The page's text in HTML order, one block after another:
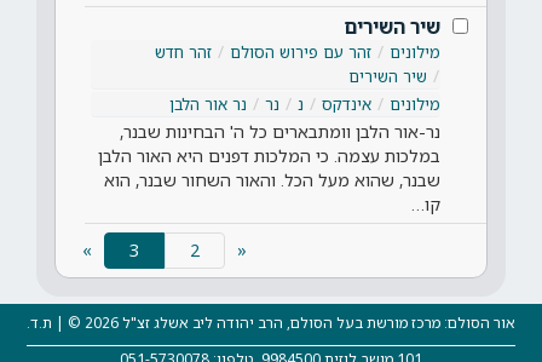
שיר השירים
מילונים זהר עם פירוש הסולם
זהר חדש
שיר השירים
מילונים
אינדקס נ נר נר אור הלבן
נר-אור הלבן וומתבארים כל ה' הבחינות שבנר,
במלכות עצמה. כי המלכות דפנים היא האור הלבן
שבנר, שהוא מעל הכל. והאור השחור שבנר, הוא
קו…
«
3
(current)
»
אור הסולם: מרכז מורשת בעל הסולם, הרב יהודה ליב אשלג זצ"ל 2026 © | ת.ד.